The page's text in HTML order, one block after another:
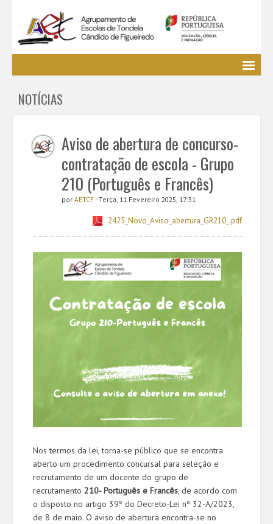
EE / Alunos
Cursos Profissionais
Bibliotecas
Media AETCF
Legislação
NOTÍCIAS
Aviso de abertura de concurso-
contratação de escola - Grupo
210 (Português e Francês)
por AETCF- Terça, 11 Fevereiro 2025, 17:31
2425_Novo_Aviso_abertura_GR210_.pdf
Nos termos da lei, torna-se público que se encontra
aberto um procedimento concursal para seleção e
recrutamento de um docente do grupo de
recrutamento 210- Português e Francês , de acordo com
o disposto no artigo 39º do Decreto-Lei nº 32-A/2023,
de 8 de maio. O aviso de abertura encontra-se no